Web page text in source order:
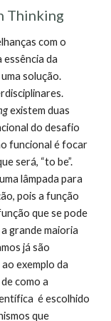
Thinking
com o
essência da
solução.
existem duas
do desafio
funcional é focar
será, “to be”.
lâmpada para
pois a função
que se pode
grande maioria
já são
exemplo da
como a
é escolhido
que